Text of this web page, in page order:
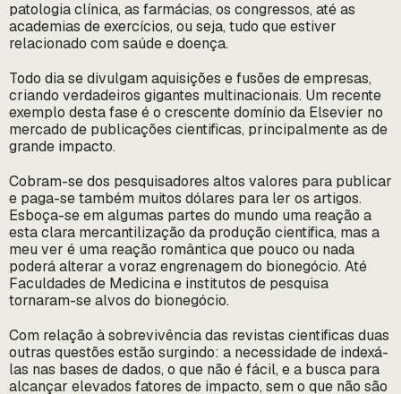
patologia clínica, as farmácias, os congressos, até as
academias de exercícios, ou seja, tudo que estiver
relacionado com saúde e doença.
Todo dia se divulgam aquisições e fusões de empresas,
criando verdadeiros gigantes multinacionais. Um recente
exemplo desta fase é o crescente domínio da Elsevier no
mercado de publicações cientificas, principalmente as de
grande impacto.
Cobram-se dos pesquisadores altos valores para publicar
e paga-se também muitos dólares para ler os artigos.
Esboça-se em algumas partes do mundo uma reação a
esta clara mercantilização da produção cientifica, mas a
meu ver é uma reação romântica que pouco ou nada
poderá alterar a voraz engrenagem do bionegócio. Até
Faculdades de Medicina e institutos de pesquisa
tornaram-se alvos do bionegócio.
Com relação à sobrevivência das revistas cientificas duas
outras questões estão surgindo: a necessidade de indexá-
las nas bases de dados, o que não é fácil, e a busca para
alcançar elevados fatores de impacto, sem o que não são